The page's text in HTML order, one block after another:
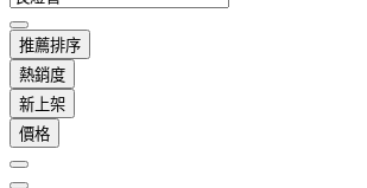
推薦排序
熱銷度
新上架
價格